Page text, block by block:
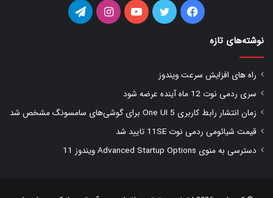
فیس توییتر یوتیوب اینستاگرامتلگرام
نوشته‌های تازه
راه های افزایش سرعت ویندوز
سری ردمی نوت 12 ماه آینده عرضه شود
زمان انتشار رابط کاربری One UI 5 برای گوشی‌های سامسونگ مشخص شد
قیمت شیائومی ردمی نوت 11SE تایید شد
دسترسی به منوی Advanced Startup Options ویندوز 11